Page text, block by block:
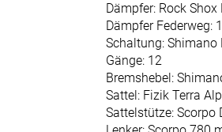
Dämpfer: Rock Shox
Dämpfer Federweg:
Schaltung: Shimano
Gänge: 12
Bremshebel:
Sattel: Fizik Terra
Sattelstütze: Scorpo